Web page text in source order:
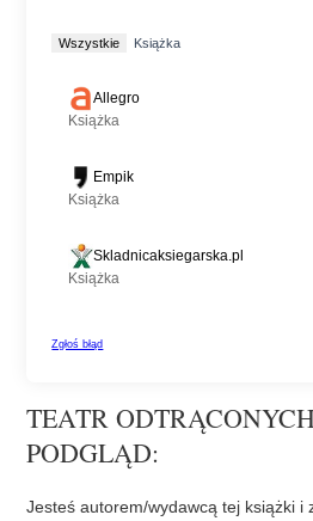
TEATR
PODGLĄD:
Jesteś autorem/wydawcą tej książki i